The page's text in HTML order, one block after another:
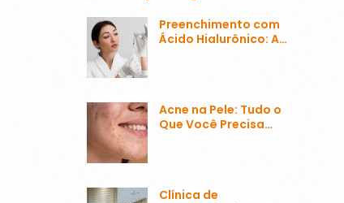
Preenchimento com
Ácido Hialurônico: A
Acne na Pele: Tudo o
Que Você Precisa
Clínica de